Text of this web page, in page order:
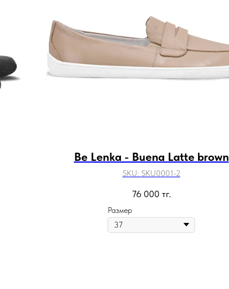
Be Lenka - Buena Latte brown
SKU: SKU0001-2
76 000 тг.
Размер